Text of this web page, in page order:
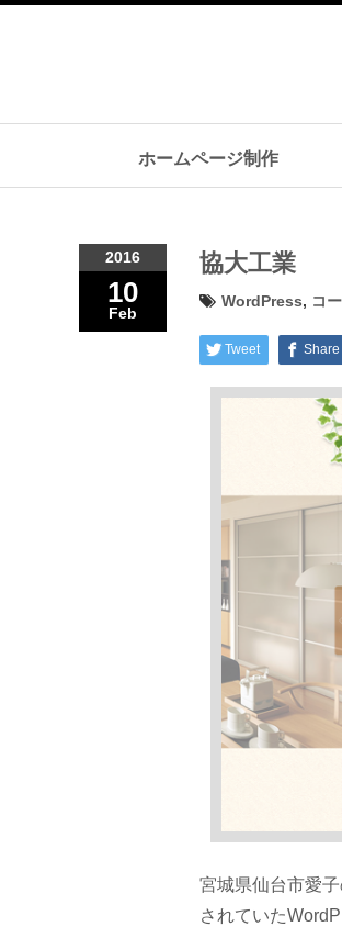
ホームページ制作
2016
10
Feb
協大工業
WordPress, コ
Tweet Share
宮城県仙台市愛
されていた